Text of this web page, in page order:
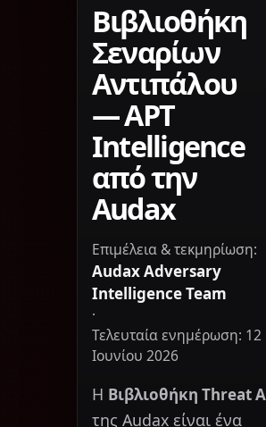
Βιβλιοθήκη
Σεναρίων
Αντιπάλου
— APT
Intelligence
από την
Audax
Επιμέλεια & τεκμηρίωση:
Audax Adversary
Intelligence Team
·
Τελευταία ενημέρωση: 12
Ιουνίου 2026
Η Βιβλιοθήκη Threat
της Audax είναι ένα